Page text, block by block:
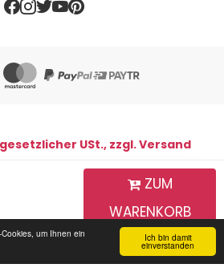
Ich bin damit
einverstanden
um Ihnen ein
ZUM
WARENKORB
HINZUFÜGEN
USt., zzgl. Versand
Roos | Alle Rechte vorbehalten. Mb
De Roos
Mein Warenkorb SendungsverfolgungKommunikation